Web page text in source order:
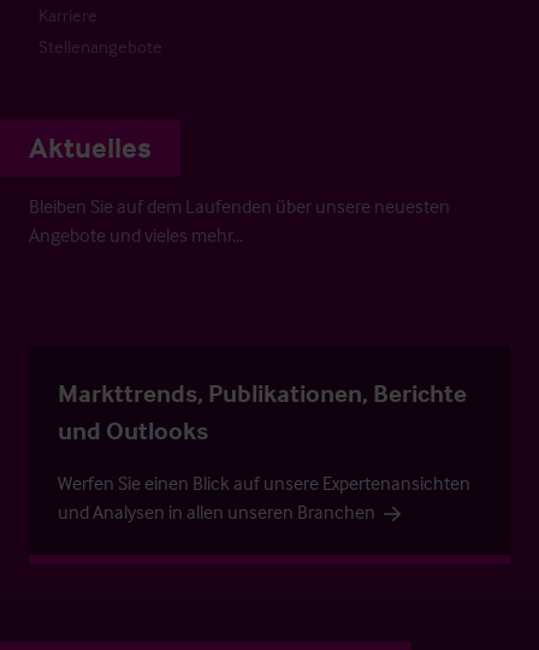
Karriere
Stellenangebote
Aktuelles
Bleiben Sie auf dem Laufenden über unsere neuesten
Angebote und vieles mehr…
Markttrends, Publikationen, Berichte
und Outlooks
Werfen Sie einen Blick auf unsere Expertenansichten
und Analysen in allen unseren Branchen